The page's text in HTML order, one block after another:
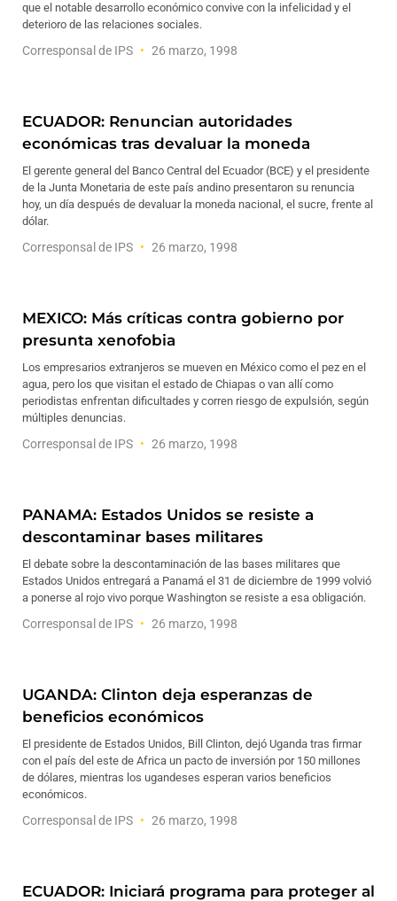
que el notable desarrollo económico convive con la infelicidad y el
deterioro de las relaciones sociales.
Corresponsal de IPS 26 marzo, 1998
ECUADOR: Renuncian autoridades
económicas tras devaluar la moneda
El gerente general del Banco Central del Ecuador (BCE) y el presidente
de la Junta Monetaria de este país andino presentaron su renuncia
hoy, un día después de devaluar la moneda nacional, el sucre, frente al
dólar.
Corresponsal de IPS 26 marzo, 1998
MEXICO: Más críticas contra gobierno por
presunta xenofobia
Los empresarios extranjeros se mueven en México como el pez en el
agua, pero los que visitan el estado de Chiapas o van allí como
periodistas enfrentan dificultades y corren riesgo de expulsión, según
múltiples denuncias.
Corresponsal de IPS 26 marzo, 1998
PANAMA: Estados Unidos se resiste a
descontaminar bases militares
El debate sobre la descontaminación de las bases militares que
Estados Unidos entregará a Panamá el 31 de diciembre de 1999 volvió
a ponerse al rojo vivo porque Washington se resiste a esa obligación.
Corresponsal de IPS 26 marzo, 1998
UGANDA: Clinton deja esperanzas de
beneficios económicos
El presidente de Estados Unidos, Bill Clinton, dejó Uganda tras firmar
con el país del este de Africa un pacto de inversión por 150 millones
de dólares, mientras los ugandeses esperan varios beneficios
económicos.
Corresponsal de IPS 26 marzo, 1998
ECUADOR: Iniciará programa para proteger al